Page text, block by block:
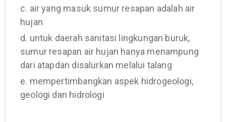
c. air yang masuk sumur resapan adalah air
hujan
d. untuk daerah sanitasi lingkungan buruk,
sumur resapan air hujan hanya menampung
dari atapdan disalurkan melalui talang
e. mempertimbangkan aspek hidrogeologi,
geologi dan hidrologi